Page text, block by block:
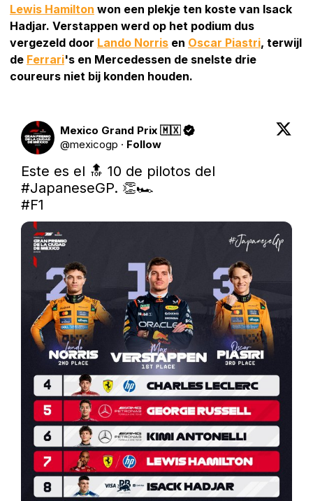
Lewis Hamilton won een plekje ten koste van Isack
Hadjar. Verstappen werd op het podium dus
vergezeld door Lando Norris en Oscar Piastri, terwijl
de Ferrari's en Mercedessen de snelste drie
coureurs niet bij konden houden.
Mexico Grand Prix 🇲🇽
@mexicogp · Follow
#JapaneseGP
#F1